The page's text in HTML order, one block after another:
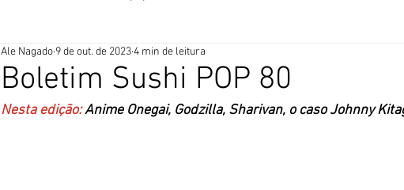
Boletim Sushi POP 80
Ale Nagado 9 de out. de 20234 min de leitura
Nesta edição: Anime Onegai, Godzilla, Sharivan, o caso Johnny